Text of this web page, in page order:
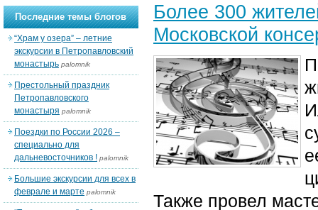
Более 300
Московской
Также провел
Последние темы блогов
“Храм у озера” – летние
экскурсии в Петропавловский
монастырь palomnik
Престольный праздник
Петропавловского
монастыря palomnik
Поездки по России 2026 –
специально для
дальневосточников ! palomnik
Большие экскурсии для всех в
феврале и марте palomnik